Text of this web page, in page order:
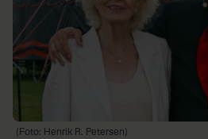
(Foto: Henrik R. Petersen)